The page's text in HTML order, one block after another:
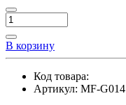
В корзину
Код товара:
Артикул: MF-G014